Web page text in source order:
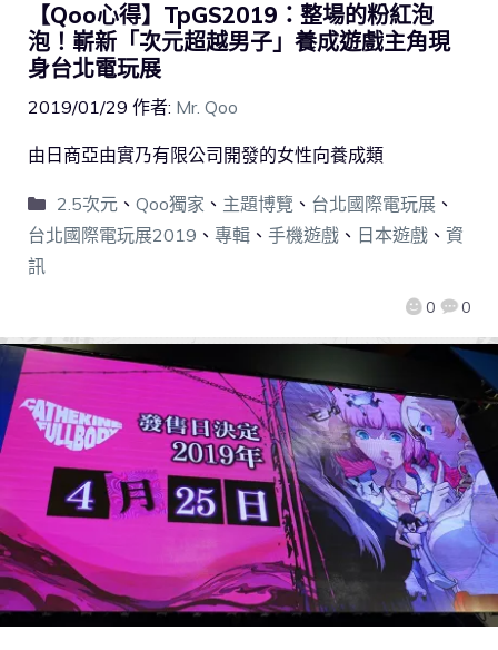
【Qoo心得】TpGS2019：整場的粉紅泡
泡！嶄新「次元超越男子」養成遊戲主角現
身台北電玩展
2019/01/29 作者: Mr. Qoo
0 0
由日商亞由實乃有限公司開發的女性向養成類
2.5次元、 Qoo獨家 、 主題博覽 、 台北國際電玩展、
台北國際電玩展2019 、 專輯 、 手機遊戲 、 日本遊戲 、 資
訊